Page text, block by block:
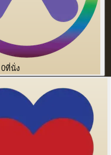
0ที่นั่ง